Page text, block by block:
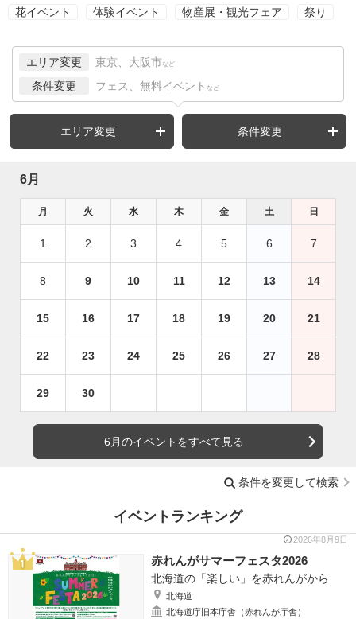
花イベント 体験イベント 物産展・観光フェア 祭り
エリア変更 東京、大阪市 など
条件変更 フェス、無料イベント など
エリア変更 条件変更
6月
月 火 水 木 金 土 日
1 2 3 4 5 6 7
8 9 10 11 12 13 14
15 16 17 18 19 20 21
22 23 24 25 26 27 28
29 30
6月のイベントをすべて見る
条件を変更して検索
イベントランキング
2026年8月9日
赤れんがサマーフェスタ2026
北海道の「楽しい」を赤れんがから
北海道
北海道庁旧本庁舎（赤れんが庁舎）